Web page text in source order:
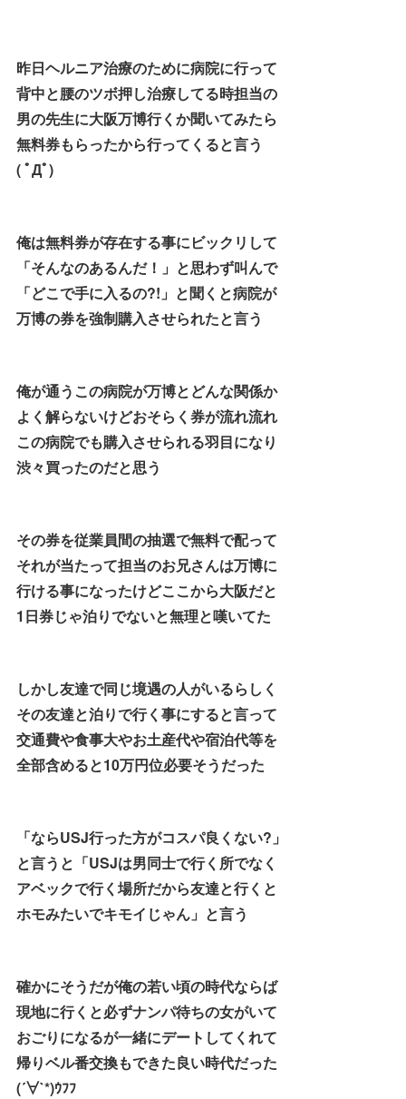
昨日ヘルニア治療のために病院に行って
背中と腰のツボ押し治療してる時担当の
男の先生に大阪万博行くか聞いてみたら
無料券もらったから行ってくると言う
( ﾟДﾟ)
俺は無料券が存在する事にビックリして
「そんなのあるんだ！」と思わず叫んで
「どこで手に入るの?!」と聞くと病院が
万博の券を強制購入させられたと言う
俺が通うこの病院が万博とどんな関係か
よく解らないけどおそらく券が流れ流れ
この病院でも購入させられる羽目になり
渋々買ったのだと思う
その券を従業員間の抽選で無料で配って
それが当たって担当のお兄さんは万博に
行ける事になったけどここから大阪だと
1日券じゃ泊りでないと無理と嘆いてた
しかし友達で同じ境遇の人がいるらしく
その友達と泊りで行く事にすると言って
交通費や食事大やお土産代や宿泊代等を
全部含めると10万円位必要そうだった
「ならUSJ行った方がコスパ良くない?」
と言うと「USJは男同士で行く所でなく
アベックで行く場所だから友達と行くと
ホモみたいでキモイじゃん」と言う
確かにそうだが俺の若い頃の時代ならば
現地に行くと必ずナンパ待ちの女がいて
おごりになるが一緒にデートしてくれて
帰りベル番交換もできた良い時代だった
(´∀`*)ｳﾌﾌ